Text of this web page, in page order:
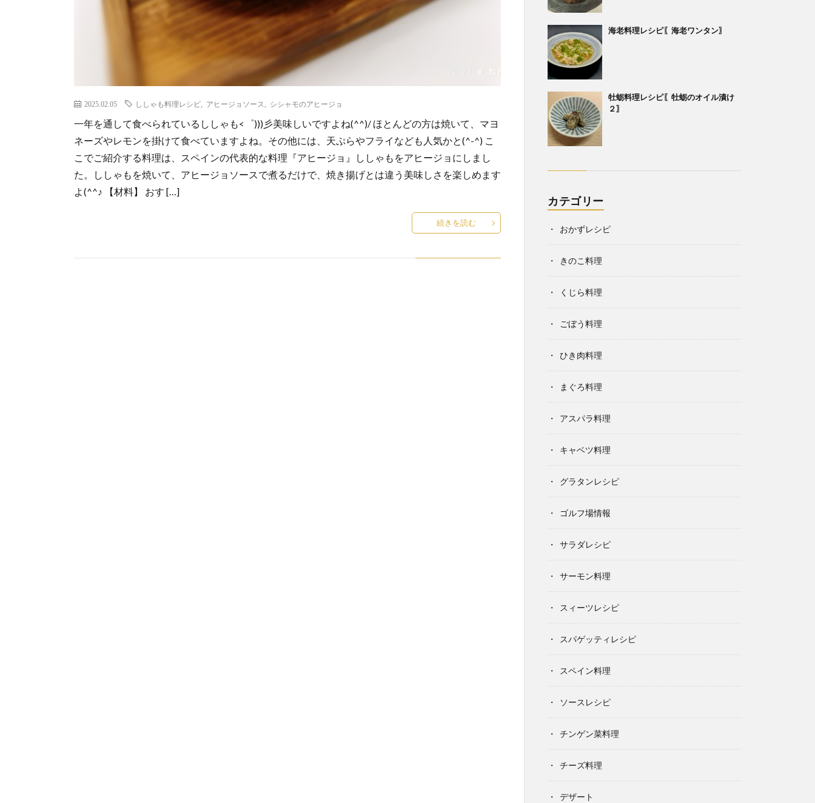
2025.02.05 ししゃも料理レシピ アヒージョソース シシャモのアヒージョ
一年を通して食べられているししゃも<゜)))彡美味しいですよね(^^)/ ほとんどの方は焼いて、マヨ
ネーズやレモンを掛けて食べていますよね。その他には、天ぷらやフライなども人気かと(^-^) こ
こでご紹介する料理は、スペインの代表的な料理『アヒージョ』ししゃもをアヒージョにしまし
た。ししゃもを焼いて、アヒージョソースで煮るだけで、焼き揚げとは違う美味しさを楽しめます
よ(^^♪ 【材料】 おす […]
続きを読む
海老料理レシピ〖海老ワンタン〗
牡蛎料理レシピ〖牡蛎のオイル漬け
２〗
カテゴリー
おかずレシピ
きのこ料理
くじら料理
ごぼう料理
ひき肉料理
まぐろ料理
アスパラ料理
キャベツ料理
グラタンレシピ
ゴルフ場情報
サラダレシピ
サーモン料理
スィーツレシピ
スパゲッティレシピ
スペイン料理
ソースレシピ
チンゲン菜料理
チーズ料理
デザート